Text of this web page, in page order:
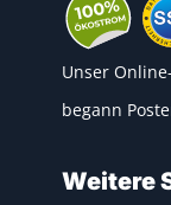
Unser
begann
Weitere